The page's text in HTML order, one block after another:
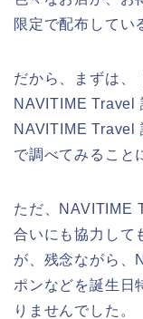
限定で配布してい
だから、まずは、
NAVITIME Travel
NAVITIME Travel
で調べてみること
ただ、NAVITIME
合いにも協力して
が、残念ながら、
ポンなどを誕生日
りませんでした。